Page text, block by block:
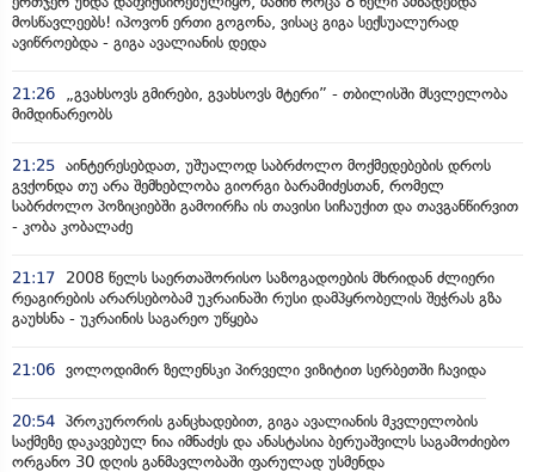
მოსწავლეებს! იპოვონ ერთი გოგონა, ვისაც გიგა სექსუალურად
ავიწროებდა - გიგა ავალიანის დედა
21:26
„გვახსოვს გმირები, გვახსოვს მტერი” - თბილისში მსვლელობა
მიმდინარეობს
21:25 აინტერესებდათ, უშუალოდ საბრძოლო მოქმედებების დროს
გვქონდა თუ არა შემხებლობა გიორგი ბარამიძესთან, რომელ
საბრძოლო პოზიციებში გამოირჩა ის თავისი სიჩაუქით და თავგანწირვით
- კობა კობალაძე
21:17
2008 წელს საერთაშორისო საზოგადოების მხრიდან ძლიერი
რეაგირების არარსებობამ უკრაინაში რუსი დამპყრობელის შეჭრას გზა
გაუხსნა - უკრაინის საგარეო უწყება
21:06 ვოლოდიმირ ზელენსკი პირველი ვიზიტით სერბეთში ჩავიდა
20:54 პროკურორის განცხადებით, გიგა ავალიანის მკვლელობის
საქმეზე დაკავებულ ნია იმნაძეს და ანასტასია ბერუაშვილს საგამოძიებო
ორგანო 30 დღის განმავლობაში ფარულად უსმენდა